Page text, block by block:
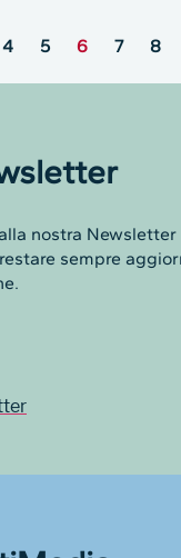
4 5 6 7 8
nostra Newsletter
sempre